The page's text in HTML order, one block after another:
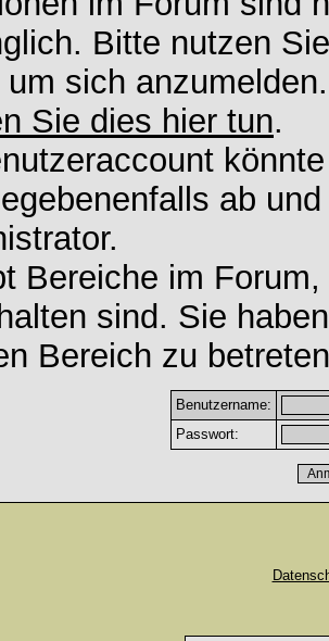
Bitte nutzen
um sich
Sie dies hier tun.
ab
Bereiche im
sind. Sie
Bereich zu
Benutzername:
Passwort: